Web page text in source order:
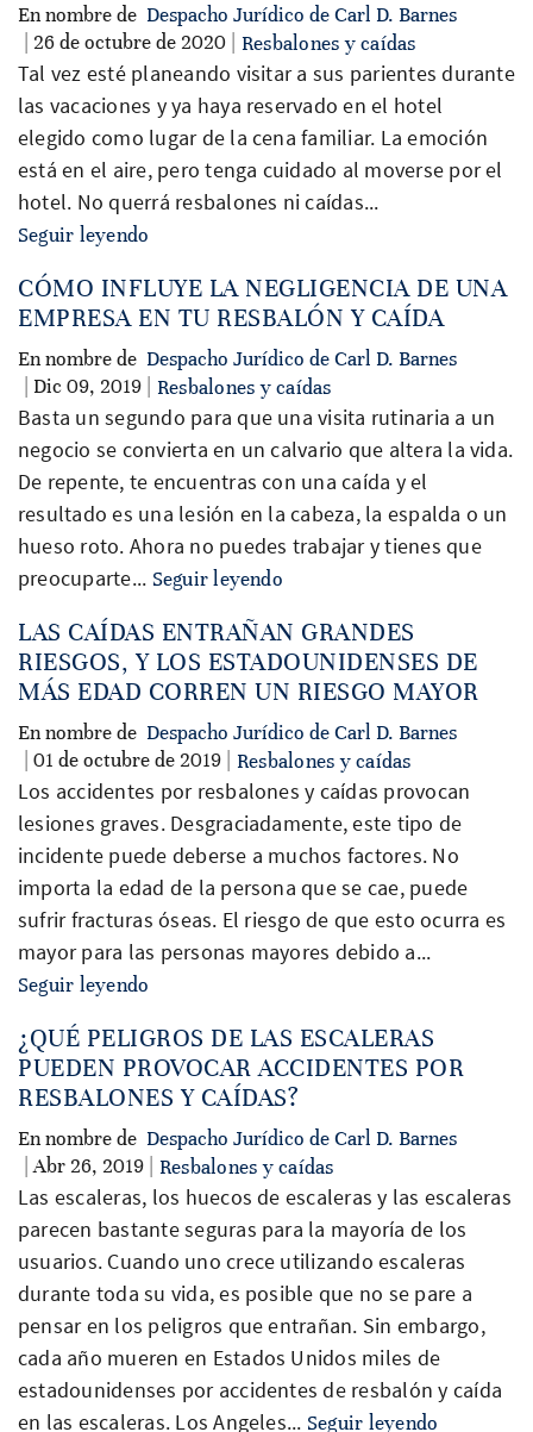
En nombre de Despacho Jurídico de Carl D. Barnes
| 26 de octubre de 2020 |
Resbalones y caídas
Tal vez esté planeando visitar a sus parientes durante
las vacaciones y ya haya reservado en el hotel
elegido como lugar de la cena familiar. La emoción
está en el aire, pero tenga cuidado al moverse por el
hotel. No querrá resbalones ni caídas...
Seguir leyendo
CÓMO INFLUYE LA NEGLIGENCIA DE UNA
EMPRESA EN TU RESBALÓN Y CAÍDA
En nombre de Despacho Jurídico de Carl D. Barnes
| Dic 09, 2019 |
Resbalones y caídas
Basta un segundo para que una visita rutinaria a un
negocio se convierta en un calvario que altera la vida.
De repente, te encuentras con una caída y el
resultado es una lesión en la cabeza, la espalda o un
hueso roto. Ahora no puedes trabajar y tienes que
preocuparte... Seguir leyendo
LAS CAÍDAS ENTRAÑAN GRANDES
RIESGOS, Y LOS ESTADOUNIDENSES DE
MÁS EDAD CORREN UN RIESGO MAYOR
En nombre de Despacho Jurídico de Carl D. Barnes
| 01 de octubre de 2019 |
Resbalones y caídas
Los accidentes por resbalones y caídas provocan
lesiones graves. Desgraciadamente, este tipo de
incidente puede deberse a muchos factores. No
importa la edad de la persona que se cae, puede
sufrir fracturas óseas. El riesgo de que esto ocurra es
mayor para las personas mayores debido a...
Seguir leyendo
¿QUÉ PELIGROS DE LAS ESCALERAS
PUEDEN PROVOCAR ACCIDENTES POR
RESBALONES Y CAÍDAS?
En nombre de Despacho Jurídico de Carl D. Barnes
| Abr 26, 2019 |
Resbalones y caídas
Las escaleras, los huecos de escaleras y las escaleras
parecen bastante seguras para la mayoría de los
usuarios. Cuando uno crece utilizando escaleras
durante toda su vida, es posible que no se pare a
pensar en los peligros que entrañan. Sin embargo,
cada año mueren en Estados Unidos miles de
estadounidenses por accidentes de resbalón y caída
en las escaleras. Los Angeles... Seguir leyendo